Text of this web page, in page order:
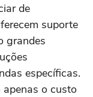
de
suporte
grandes
específicas.
apenas o custo